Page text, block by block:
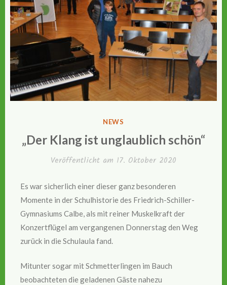
VERÖFFENTLICHT
NEWS
„Der Klang ist unglaublich schön“
Veröffentlicht am 17. Oktober 2020
Es war sicherlich einer dieser ganz besonderen
Momente in der Schulhistorie des Friedrich-Schiller-
Gymnasiums Calbe, als mit reiner Muskelkraft der
Konzertflügel am vergangenen Donnerstag den Weg
zurück in die Schulaula fand.
Mitunter sogar mit Schmetterlingen im Bauch
beobachteten die geladenen Gäste nahezu